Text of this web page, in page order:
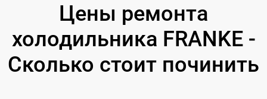
Цены ремонта
холодильника FRANKE -
Сколько стоит починить